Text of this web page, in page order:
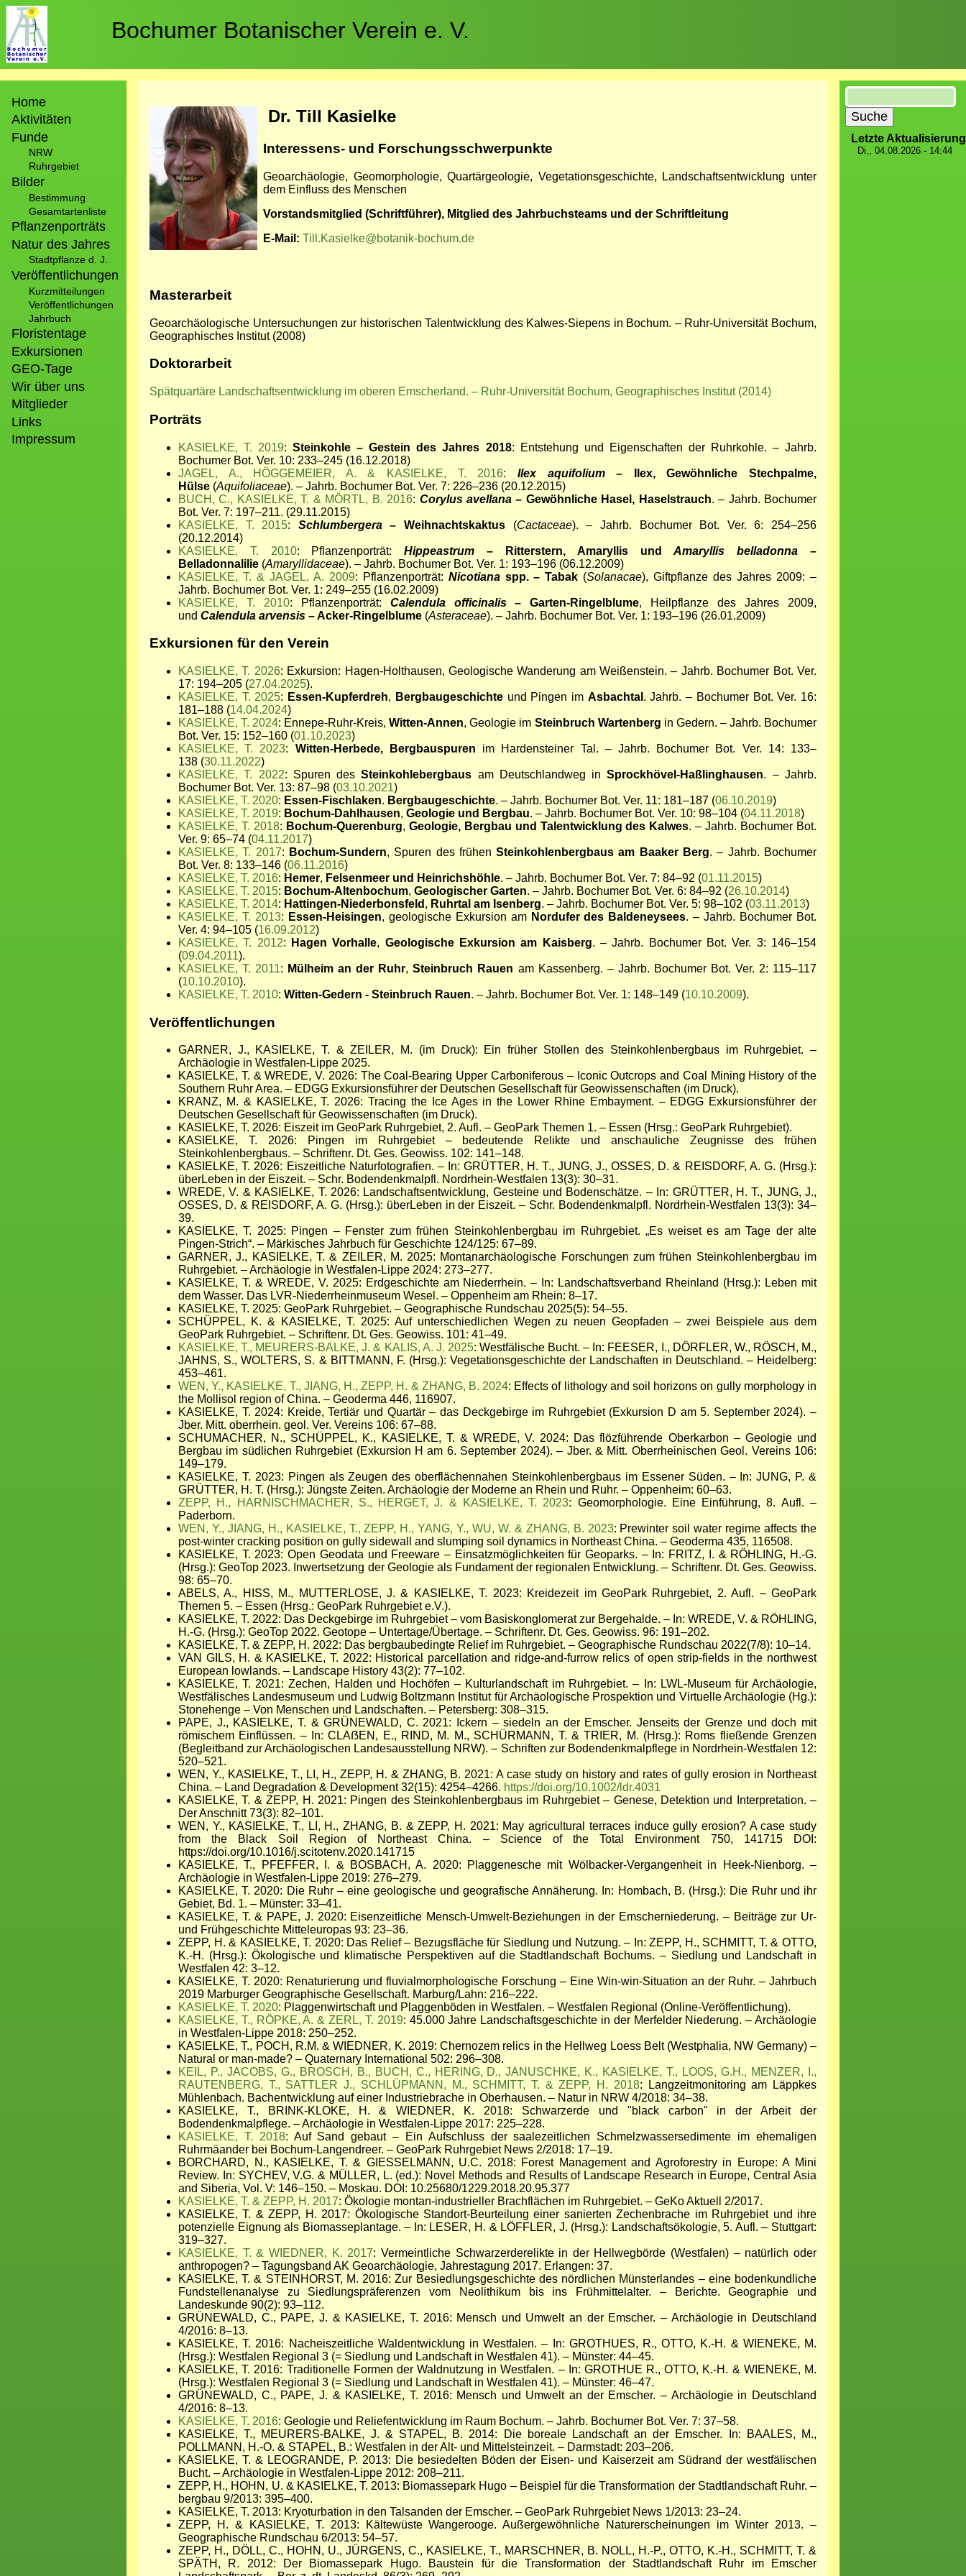
Direkt
zum
Inhalt
Bochumer Botanischer Verein e. V.
Home
Aktivitäten
Funde
NRW
Ruhrgebiet
Bilder
Bestimmung
Gesamtartenliste
Pflanzenporträts
Natur des Jahres
Stadtpflanze d. J.
Veröffentlichungen
Kurzmitteilungen
Veröffentlichungen
Jahrbuch
Floristentage
Exkursionen
GEO-Tage
Wir über uns
Mitglieder
Links
Impressum
Bild Dr. Till Kasielke
Interessens- und Forschungsschwerpunkte
Geoarchäologie, Geomorphologie, Quartärgeologie, Vegetationsgeschichte, Landschaftsentwicklung unter
dem Einfluss des Menschen
Vorstandsmitglied (Schriftführer), Mitglied des Jahrbuchsteams und der Schriftleitung
E-Mail: Till.Kasielke@botanik-bochum.de
Masterarbeit
Geoarchäologische Untersuchungen zur historischen Talentwicklung des Kalwes-Siepens in Bochum. – Ruhr-Universität Bochum,
Geographisches Institut (2008)
Doktorarbeit
Spätquartäre Landschaftsentwicklung im oberen Emscherland. – Ruhr-Universität Bochum, Geographisches Institut (2014)
Porträts
KASIELKE, T. 2019:Steinkohle – Gestein des Jahres 2018: Entstehung und Eigenschaften der Ruhrkohle. – Jahrb.
Bochumer Bot. Ver. 10: 233–245 (16.12.2018)
JAGEL, A., HÖGGEMEIER, A. & KASIELKE, T. 2016: Ilex aquifolium
– Ilex, Gewöhnliche Stechpalme,
Hülse (Aquifoliaceae). – Jahrb. Bochumer Bot. Ver. 7: 226–236 (20.12.2015)
BUCH, C., KASIELKE, T. & MÖRTL, B. 2016: Corylus avellana – Gewöhnliche Hasel, Haselstrauch. – Jahrb. Bochumer
Bot. Ver. 7: 197–211. (29.11.2015)
KASIELKE, T. 2015: Schlumbergera– Weihnachtskaktus (Cactaceae). – Jahrb. Bochumer Bot. Ver. 6: 254–256
(20.12.2014)
KASIELKE, T. 2010: Pflanzenporträt:Hippeastrum – Ritterstern, Amaryllis undAmaryllis belladonna –
Belladonnalilie (Amaryllidaceae). – Jahrb. Bochumer Bot. Ver. 1: 193–196 (06.12.2009)
KASIELKE, T. & JAGEL, A. 2009: Pflanzenporträt: Nicotiana spp. – Tabak (Solanacae), Giftpflanze des Jahres 2009: –
Jahrb. Bochumer Bot. Ver. 1: 249–255 (16.02.2009)
KASIELKE, T. 2010: Pflanzenporträt: Calendula officinalis– Garten-Ringelblume, Heilpflanze des Jahres 2009,
und Calendula arvensis – Acker-Ringelblume (Asteraceae). – Jahrb. Bochumer Bot. Ver. 1: 193–196 (26.01.2009)
Exkursionen für den Verein
KASIELKE, T. 2026: Exkursion: Hagen-Holthausen, Geologische Wanderung am Weißenstein. – Jahrb. Bochumer Bot. Ver.
17: 194–205 (27.04.2025).
KASIELKE, T. 2025: Essen-Kupferdreh, Bergbaugeschichteund Pingen im Asbachtal . Jahrb. – Bochumer Bot. Ver. 16:
181–188 (14.04.2024)
KASIELKE, T. 2024: Ennepe-Ruhr-Kreis,Witten-Annen, Geologie im Steinbruch Wartenberg in Gedern. – Jahrb. Bochumer
Bot. Ver. 15: 152–160 (01.10.2023)
KASIELKE, T. 2023: Witten-Herbede, Bergbauspuren im Hardensteiner Tal. – Jahrb. Bochumer Bot. Ver. 14: 133–
138 (30.11.2022)
KASIELKE, T. 2022: Spuren desSteinkohlebergbaus am Deutschlandweg inSprockhövel-Haßlinghausen. – Jahrb.
Bochumer Bot. Ver. 13: 87–98 (03.10.2021)
KASIELKE, T. 2020: Essen-Fischlaken. Bergbaugeschichte. – Jahrb. Bochumer Bot. Ver. 11: 181–187 (06.10.2019)
KASIELKE, T. 2019: Bochum-Dahlhausen, Geologie und Bergbau. – Jahrb. Bochumer Bot. Ver. 10: 98–104 (04.11.2018)
KASIELKE, T. 2018: Bochum-Querenburg, Geologie, Bergbau und Talentwicklung des Kalwes. – Jahrb. Bochumer Bot.
Ver. 9: 65–74 (04.11.2017)
KASIELKE, T. 2017: Bochum-Sundern, Spuren des frühenSteinkohlenbergbaus am Baaker Berg. – Jahrb. Bochumer
Bot. Ver. 8: 133–146 (06.11.2016)
KASIELKE, T. 2016: Hemer, Felsenmeer und Heinrichshöhle. – Jahrb. Bochumer Bot. Ver. 7: 84–92 (01.11.2015)
KASIELKE, T. 2015: Bochum-Altenbochum, Geologischer Garten. – Jahrb. Bochumer Bot. Ver. 6: 84–92 (26.10.2014)
KASIELKE, T. 2014: Hattingen-Niederbonsfeld , Ruhrtal am Isenberg. – Jahrb. Bochumer Bot. Ver. 5: 98–102 (03.11.2013)
KASIELKE, T. 2013: Essen-Heisingen, geologische Exkursion am Nordufer des Baldeneysees. – Jahrb. Bochumer Bot.
Ver. 4: 94–105 (16.09.2012)
KASIELKE, T. 2012: Hagen Vorhalle, Geologische Exkursion am Kaisberg. – Jahrb. Bochumer Bot. Ver. 3: 146–154
(09.04.2011).
KASIELKE, T. 2011: Mülheim an der Ruhr,Steinbruch Rauen am Kassenberg. – Jahrb. Bochumer Bot. Ver. 2: 115–117
(10.10.2010).
KASIELKE, T. 2010: Witten-Gedern - Steinbruch Rauen. – Jahrb. Bochumer Bot. Ver. 1: 148–149 (10.10.2009).
Veröffentlichungen
GARNER, J., KASIELKE, T. & ZEILER, M. (im Druck): Ein früher Stollen des Steinkohlenbergbaus im Ruhrgebiet. –
Archäologie in Westfalen-Lippe 2025.
KASIELKE, T. & WREDE, V. 2026: The Coal-Bearing Upper Carboniferous – Iconic Outcrops and Coal Mining History of the
Southern Ruhr Area. – EDGG Exkursionsführer der Deutschen Gesellschaft für Geowissenschaften (im Druck).
KRANZ, M. & KASIELKE, T. 2026: Tracing the Ice Ages in the Lower Rhine Embayment. – EDGG Exkursionsführer der
Deutschen Gesellschaft für Geowissenschaften (im Druck).
KASIELKE, T. 2026: Eiszeit im GeoPark Ruhrgebiet, 2. Aufl. – GeoPark Themen 1. – Essen (Hrsg.: GeoPark Ruhrgebiet).
KASIELKE, T. 2026: Pingen im Ruhrgebiet – bedeutende Relikte und anschauliche Zeugnisse des frühen
Steinkohlenbergbaus. – Schriftenr. Dt. Ges. Geowiss. 102: 141–148.
KASIELKE, T. 2026: Eiszeitliche Naturfotografien. – In: GRÜTTER, H. T., JUNG, J., OSSES, D. & REISDORF, A. G. (Hrsg.):
überLeben in der Eiszeit. – Schr. Bodendenkmalpfl. Nordrhein-Westfalen 13(3): 30–31.
WREDE, V. & KASIELKE, T. 2026: Landschaftsentwicklung, Gesteine und Bodenschätze. – In: GRÜTTER, H. T., JUNG, J.,
OSSES, D. & REISDORF, A. G. (Hrsg.): überLeben in der Eiszeit. – Schr. Bodendenkmalpfl. Nordrhein-Westfalen 13(3): 34–
39.
KASIELKE, T. 2025: Pingen – Fenster zum frühen Steinkohlenbergbau im Ruhrgebiet. „Es weiset es am Tage der alte
Pingen-Strich“. – Märkisches Jahrbuch für Geschichte 124/125: 67–89.
GARNER, J., KASIELKE, T. & ZEILER, M. 2025: Montanarchäologische Forschungen zum frühen Steinkohlenbergbau im
Ruhrgebiet. – Archäologie in Westfalen-Lippe 2024: 273–277.
KASIELKE, T. & WREDE, V. 2025: Erdgeschichte am Niederrhein. – In: Landschaftsverband Rheinland (Hrsg.): Leben mit
dem Wasser. Das LVR-Niederrheinmuseum Wesel. – Oppenheim am Rhein: 8–17.
KASIELKE, T. 2025: GeoPark Ruhrgebiet. – Geographische Rundschau 2025(5): 54–55.
SCHÜPPEL, K. & KASIELKE, T. 2025: Auf unterschiedlichen Wegen zu neuen Geopfaden – zwei Beispiele aus dem
GeoPark Ruhrgebiet. – Schriftenr. Dt. Ges. Geowiss. 101: 41–49.
KASIELKE, T., MEURERS-BALKE, J. & KALIS, A. J. 2025: Westfälische Bucht. – In: FEESER, I., DÖRFLER, W., RÖSCH, M.,
JAHNS, S., WOLTERS, S. & BITTMANN, F. (Hrsg.): Vegetationsgeschichte der Landschaften in Deutschland. – Heidelberg:
453–461.
WEN, Y., KASIELKE, T., JIANG, H., ZEPP, H. & ZHANG, B. 2024: Effects of lithology and soil horizons on gully morphology in
the Mollisol region of China. – Geoderma 446, 116907.
KASIELKE, T. 2024: Kreide, Tertiär und Quartär – das Deckgebirge im Ruhrgebiet (Exkursion D am 5. September 2024). –
Jber. Mitt. oberrhein. geol. Ver. Vereins 106: 67–88.
SCHUMACHER, N., SCHÜPPEL, K., KASIELKE, T. & WREDE, V. 2024: Das flözführende Oberkarbon – Geologie und
Bergbau im südlichen Ruhrgebiet (Exkursion H am 6. September 2024). – Jber. & Mitt. Oberrheinischen Geol. Vereins 106:
149–179.
KASIELKE, T. 2023: Pingen als Zeugen des oberflächennahen Steinkohlenbergbaus im Essener Süden. – In: JUNG, P. &
GRÜTTER, H. T. (Hrsg.): Jüngste Zeiten. Archäologie der Moderne an Rhein und Ruhr. – Oppenheim: 60–63.
ZEPP, H., HARNISCHMACHER, S., HERGET, J. & KASIELKE, T. 2023: Geomorphologie. Eine Einführung, 8. Aufl. –
Paderborn.
WEN, Y., JIANG, H., KASIELKE, T., ZEPP, H., YANG, Y., WU, W. & ZHANG, B. 2023: Prewinter soil water regime affects the
post-winter cracking position on gully sidewall and slumping soil dynamics in Northeast China. – Geoderma 435, 116508.
KASIELKE, T. 2023: Open Geodata und Freeware – Einsatzmöglichkeiten für Geoparks. – In: FRITZ, I. & RÖHLING, H.-G.
(Hrsg.): GeoTop 2023. Inwertsetzung der Geologie als Fundament der regionalen Entwicklung. – Schriftenr. Dt. Ges. Geowiss.
98: 65–70.
ABELS, A., HISS, M., MUTTERLOSE, J. & KASIELKE, T. 2023: Kreidezeit im GeoPark Ruhrgebiet, 2. Aufl. – GeoPark
Themen 5. – Essen (Hrsg.: GeoPark Ruhrgebiet e.V.).
KASIELKE, T. 2022: Das Deckgebirge im Ruhrgebiet – vom Basiskonglomerat zur Bergehalde. – In: WREDE, V. & RÖHLING,
H.-G. (Hrsg.): GeoTop 2022. Geotope – Untertage/Übertage. – Schriftenr. Dt. Ges. Geowiss. 96: 191–202.
KASIELKE, T. & ZEPP, H. 2022: Das bergbaubedingte Relief im Ruhrgebiet. – Geographische Rundschau 2022(7/8): 10–14.
VAN GILS, H. & KASIELKE, T. 2022: Historical parcellation and ridge-and-furrow relics of open strip-fields in the northwest
European lowlands. – Landscape History 43(2): 77–102.
KASIELKE, T. 2021: Zechen, Halden und Hochöfen – Kulturlandschaft im Ruhrgebiet. – In: LWL-Museum für Archäologie,
Westfälisches Landesmuseum und Ludwig Boltzmann Institut für Archäologische Prospektion und Virtuelle Archäologie (Hg.):
Stonehenge – Von Menschen und Landschaften. – Petersberg: 308–315.
PAPE, J., KASIELKE, T. & GRÜNEWALD, C. 2021: Ickern – siedeln an der Emscher. Jenseits der Grenze und doch mit
römischem Einflüssen. – In: CLAẞEN, E., RIND, M. M., SCHÜRMANN, T. & TRIER, M. (Hrsg.): Roms fließende Grenzen
(Begleitband zur Archäologischen Landesausstellung NRW). – Schriften zur Bodendenkmalpflege in Nordrhein-Westfalen 12:
520–521.
WEN, Y., KASIELKE, T., LI, H., ZEPP, H. & ZHANG, B. 2021: A case study on history and rates of gully erosion in Northeast
China. – Land Degradation & Development32(15): 4254–4266. https://doi.org/10.1002/ldr.4031
KASIELKE, T. & ZEPP, H. 2021: Pingen des Steinkohlenbergbaus im Ruhrgebiet – Genese, Detektion und Interpretation. –
Der Anschnitt 73(3): 82–101.
WEN, Y., KASIELKE, T., LI, H., ZHANG, B. & ZEPP, H. 2021: May agricultural terraces induce gully erosion? A case study
from the Black Soil Region of Northeast China. – Science of the Total Environment 750, 141715 DOI:
https://doi.org/10.1016/j.scitotenv.2020.141715
KASIELKE, T., PFEFFER, I. & BOSBACH, A. 2020: Plaggenesche mit Wölbacker-Vergangenheit in Heek-Nienborg. –
Archäologie in Westfalen-Lippe 2019: 276–279.
KASIELKE, T. 2020: Die Ruhr – eine geologische und geografische Annäherung. In: Hombach, B. (Hrsg.): Die Ruhr und ihr
Gebiet, Bd. 1. – Münster: 33–41.
KASIELKE, T. & PAPE, J. 2020: Eisenzeitliche Mensch-Umwelt-Beziehungen in der Emscherniederung. – Beiträge zur Ur-
und Frühgeschichte Mitteleuropas 93: 23–36.
ZEPP, H. & KASIELKE, T. 2020: Das Relief – Bezugsfläche für Siedlung und Nutzung. – In: ZEPP, H., SCHMITT, T. & OTTO,
K.-H. (Hrsg.): Ökologische und klimatische Perspektiven auf die Stadtlandschaft Bochums. – Siedlung und Landschaft in
Westfalen 42: 3–12.
KASIELKE, T. 2020: Renaturierung und fluvialmorphologische Forschung – Eine Win-win-Situation an der Ruhr. – Jahrbuch
2019 Marburger Geographische Gesellschaft. Marburg/Lahn: 216–222.
KASIELKE, T. 2020: Plaggenwirtschaft und Plaggenböden in Westfalen. – Westfalen Regional (Online-Veröffentlichung).
KASIELKE, T., RÖPKE, A. & ZERL, T. 2019: 45.000 Jahre Landschaftsgeschichte in der Merfelder Niederung. – Archäologie
in Westfalen-Lippe 2018: 250–252.
KASIELKE, T., POCH, R.M. & WIEDNER, K. 2019: Chernozem relics in the Hellweg Loess Belt (Westphalia, NW Germany) –
Natural or man-made? – Quaternary International 502: 296–308.
KEIL, P., JACOBS, G., BROSCH, B., BUCH, C., HERING, D., JANUSCHKE, K., KASIELKE, T., LOOS, G.H., MENZER, I.,
RAUTENBERG, T., SATTLER J., SCHLÜPMANN, M., SCHMITT, T. & ZEPP, H. 2018: Langzeitmonitoring am Läppkes
Mühlenbach. Bachentwicklung auf einer Industriebrache in Oberhausen. – Natur in NRW 4/2018: 34–38.
KASIELKE, T., BRINK-KLOKE, H. & WIEDNER, K. 2018: Schwarzerde und "black carbon" in der Arbeit der
Bodendenkmalpflege. – Archäologie in Westfalen-Lippe 2017: 225–228.
KASIELKE, T. 2018: Auf Sand gebaut – Ein Aufschluss der saalezeitlichen Schmelzwassersedimente im ehemaligen
Ruhrmäander bei Bochum-Langendreer. – GeoPark Ruhrgebiet News 2/2018: 17–19.
BORCHARD, N., KASIELKE, T. & GIESSELMANN, U.C. 2018: Forest Management and Agroforestry in Europe: A Mini
Review. In: SYCHEV, V.G. & MÜLLER, L. (ed.): Novel Methods and Results of Landscape Research in Europe, Central Asia
and Siberia, Vol. V: 146–150. – Moskau. DOI: 10.25680/1229.2018.20.95.377
KASIELKE, T. & ZEPP, H. 2017: Ökologie montan-industrieller Brachflächen im Ruhrgebiet. – GeKo Aktuell 2/2017.
KASIELKE, T. & ZEPP, H. 2017: Ökologische Standort-Beurteilung einer sanierten Zechenbrache im Ruhrgebiet und ihre
potenzielle Eignung als Biomasseplantage. – In: LESER, H. & LÖFFLER, J. (Hrsg.): Landschaftsökologie, 5. Aufl. – Stuttgart:
319–327.
KASIELKE, T. & WIEDNER, K. 2017: Vermeintliche Schwarzerderelikte in der Hellwegbörde (Westfalen) – natürlich oder
anthropogen? – Tagungsband AK Geoarchäologie, Jahrestagung 2017. Erlangen: 37.
KASIELKE, T. & STEINHORST, M. 2016: Zur Besiedlungsgeschichte des nördlichen Münsterlandes – eine bodenkundliche
Fundstellenanalyse zu Siedlungspräferenzen vom Neolithikum bis ins Frühmittelalter. – Berichte. Geographie und
Landeskunde 90(2): 93–112.
GRÜNEWALD, C., PAPE, J. & KASIELKE, T. 2016: Mensch und Umwelt an der Emscher. – Archäologie in Deutschland
4/2016: 8–13.
KASIELKE, T. 2016: Nacheiszeitliche Waldentwicklung in Westfalen. – In: GROTHUES, R., OTTO, K.-H. & WIENEKE, M.
(Hrsg.): Westfalen Regional 3 (= Siedlung und Landschaft in Westfalen 41). – Münster: 44–45.
KASIELKE, T. 2016: Traditionelle Formen der Waldnutzung in Westfalen. – In: GROTHUE R., OTTO, K.-H. & WIENEKE, M.
(Hrsg.): Westfalen Regional 3 (= Siedlung und Landschaft in Westfalen 41). – Münster: 46–47.
GRÜNEWALD, C., PAPE, J. & KASIELKE, T. 2016: Mensch und Umwelt an der Emscher. – Archäologie in Deutschland
4/2016: 8–13.
KASIELKE, T. 2016: Geologie und Reliefentwicklung im Raum Bochum. – Jahrb. Bochumer Bot. Ver. 7: 37–58.
KASIELKE, T., MEURERS-BALKE, J. & STAPEL, B. 2014: Die boreale Landschaft an der Emscher. In: BAALES, M.,
POLLMANN, H.-O. & STAPEL, B.: Westfalen in der Alt- und Mittelsteinzeit. – Darmstadt: 203–206.
KASIELKE, T. & LEOGRANDE, P. 2013: Die besiedelten Böden der Eisen- und Kaiserzeit am Südrand der westfälischen
Bucht. – Archäologie in Westfalen-Lippe 2012: 208–211.
ZEPP, H., HOHN, U. & KASIELKE, T. 2013: Biomassepark Hugo – Beispiel für die Transformation der Stadtlandschaft Ruhr. –
bergbau 9/2013: 395–400.
KASIELKE, T. 2013: Kryoturbation in den Talsanden der Emscher. – GeoPark Ruhrgebiet News 1/2013: 23–24.
ZEPP, H. & KASIELKE, T. 2013: Kältewüste Wangerooge. Außergewöhnliche Naturerscheinungen im Winter 2013. –
Geographische Rundschau 6/2013: 54–57.
ZEPP, H., DÖLL, C., HOHN, U., JÜRGENS, C., KASIELKE, T., MARSCHNER, B. NOLL, H.-P., OTTO, K.-H., SCHMITT, T. &
SPÄTH, R. 2012: Der Biomassepark Hugo. Baustein für die Transformation der Stadtlandschaft Ruhr im Emscher
Suche
Letzte Aktualisierung
Di., 04.08.2026 - 14:44